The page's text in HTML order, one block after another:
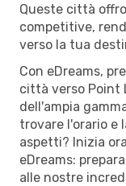
Queste città
competitive,
verso la tua
Con eDreams,
città verso Point
dell'ampia
trovare l'orario e
aspetti? Inizia
eDreams:
alle nostre